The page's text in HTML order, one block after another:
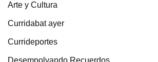
Arte y Cultura
Curridabat ayer
Currideportes
Desempolvando Recuerdos